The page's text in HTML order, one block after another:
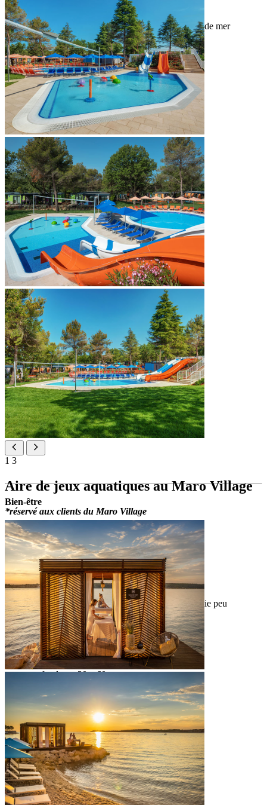
profondeur : 60 – 160 cm
une piscine d'eau douce et deux piscines d'eau de mer
massage sous-marin
attractions aquatiques pour les enfants
location de chaises longues
solarium
pool bar
1 3
Aire de jeux aquatiques au Maro Village
*réservé aux clients du Maro Village
Piscine pour enfants
piscine extérieure partiellement couvert
piscine chauffée
taille de la piscine : 100 m2
profondeur : 30 – 60 cm
toboggans aquatiques et attractions dans la partie peu
profonde
Piscine extérieure
taille de la piscine : 130 m2
profondeur : 30 – 60 cm
Solarium
espace herbeux pour bronzer (1200 m2)
chaises longues et parasols
Bien-être